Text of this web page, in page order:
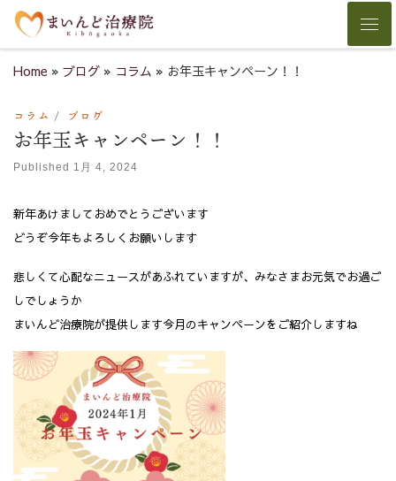
Skip to content
Home » ブログ » コラム » お年玉キャンペーン！！
コラム ブログ
お年玉キャンペーン！！
Published 1月 4, 2024
新年あけましておめでとうございます
どうぞ今年もよろしくお願いします
悲しくて心配なニュースがあふれていますが、みなさまお元気でお過ご
しでしょうか
まいんど治療院が提供します今月のキャンペーンをご紹介しますね